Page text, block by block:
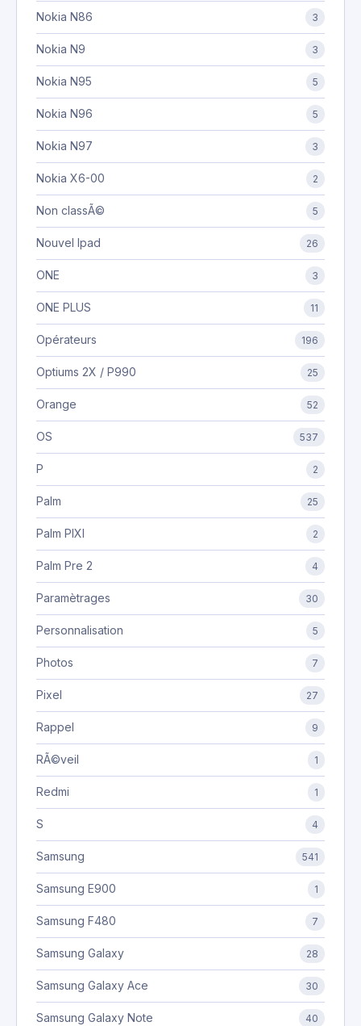
Nokia N86 3
Nokia N9 3
Nokia N95 5
Nokia N96 5
Nokia N97 3
Nokia X6-00 2
Non classÃ© 5
Nouvel Ipad 26
ONE 3
ONE PLUS 11
Opérateurs 196
Optiums 2X / P990 25
Orange 52
OS 537
P 2
Palm 25
Palm PIXI 2
Palm Pre 2 4
Paramètrages 30
Personnalisation 5
Photos 7
Pixel 27
Rappel 9
RÃ©veil 1
Redmi 1
S 4
Samsung 541
Samsung E900 1
Samsung F480 7
Samsung Galaxy 28
Samsung Galaxy Ace 30
Samsung Galaxy Note 40